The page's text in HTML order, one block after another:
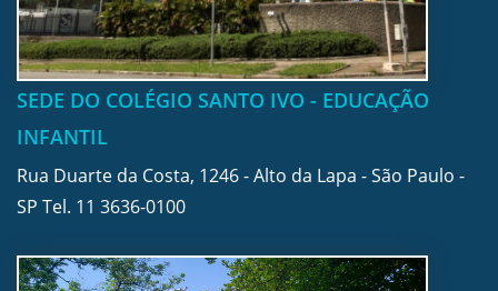
SEDE DO COLÉGIO SANTO IVO - EDUCAÇÃO
INFANTIL
Rua Duarte da Costa, 1246 - Alto da Lapa - São Paulo -
SP Tel. 11 3636-0100